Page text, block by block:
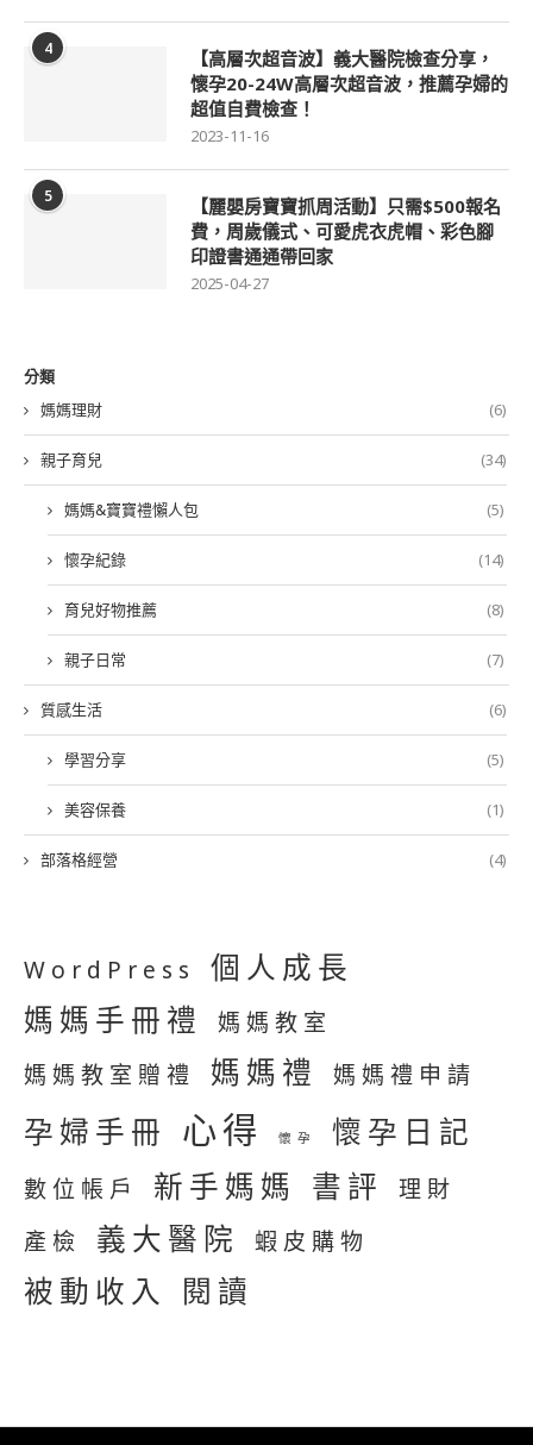
4
【高層次超音波】義大醫院檢查分享，
懷孕20-24W高層次超音波，推薦孕婦的
超值自費檢查！
2023-11-16
5
【麗嬰房寶寶抓周活動】只需$500報名
費，周歲儀式、可愛虎衣虎帽、彩色腳
印證書通通帶回家
2025-04-27
分類
媽媽理財
(6)
親子育兒 (34)
媽媽&寶寶禮懶人包 (5)
懷孕紀錄 (14)
育兒好物推薦 (8)
親子日常 (7)
質感生活 (6)
學習分享 (5)
美容保養 (1)
部落格經營 (4)
WordPress
個人成長
媽媽手冊禮
媽媽教室
媽媽教室贈禮
媽媽禮 媽媽禮申請
孕婦手冊 心得 懷孕 懷孕日記
數位帳戶 新手媽媽 書評
理財
產檢
義大醫院 蝦皮購物
被動收入 閱讀